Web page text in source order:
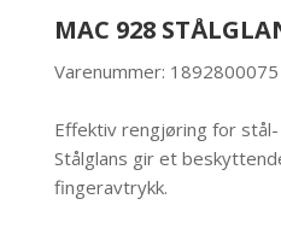
MAC 928
Varenummer:
Effektiv rengjøring for
Stålglans gir et
fingeravtrykk.